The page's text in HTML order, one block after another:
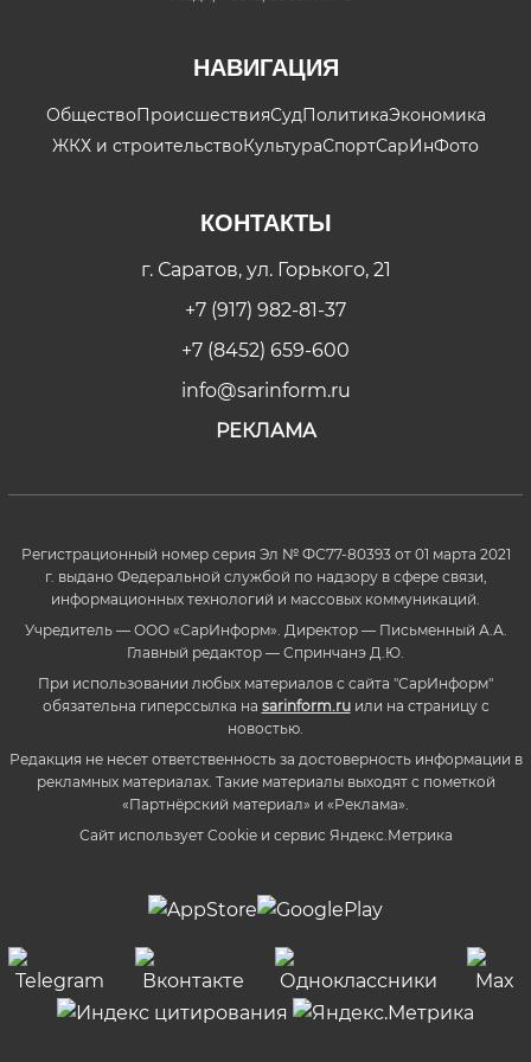
НАВИГАЦИЯ
ОбществоПроисшествияСудПолитикаЭкономика
ЖКХ и строительствоКультураСпортСарИнФото
КОНТАКТЫ
г. Саратов, ул. Горького, 21
+7 (917) 982-81-37
+7 (8452) 659-600
info@sarinform.ru
РЕКЛАМА
Регистрационный номер серия Эл № ФС77-80393 от 01 марта 2021
г. выдано Федеральной службой по надзору в сфере связи,
информационных технологий и массовых коммуникаций.
Учредитель — ООО «СарИнформ». Директор — Письменный А.А.
Главный редактор — Спринчанэ Д.Ю.
При использовании любых материалов с сайта "СарИнформ"
обязательна гиперссылка на sarinform.ruили на страницу с
новостью.
Редакция не несет ответственность за достоверность информации в
рекламных материалах. Такие материалы выходят с пометкой
«Партнёрский материал» и «Реклама».
Сайт использует Cookie и сервиc Яндекс.Метрика